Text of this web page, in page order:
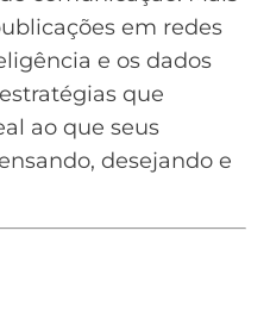
em redes
e os dados
estratégias que
ao que seus
desejando e